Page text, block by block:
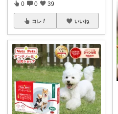
0 0 39
コレ いいね